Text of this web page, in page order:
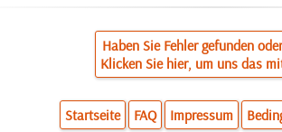
Haben Sie Fehler gefunden
Klicken Sie hier, um uns das
Startseite FAQ Impressum